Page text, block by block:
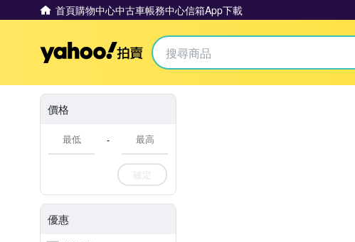
首頁購物中心中古車帳務中心信箱App下載
Yahoo拍賣
價格
-
確定
優惠